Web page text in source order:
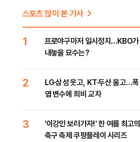
스포츠 많이 본 기사
1
프로야구마저 일시정지…KBO가
내놓을 묘수는?
2
LG·삼성 웃고, KT·두산 울고…폭
염 변수에 희비 교차
3
'이강인 보러가자!' 한 여름 최고의
축구 축제 쿠팡플레이 시리즈